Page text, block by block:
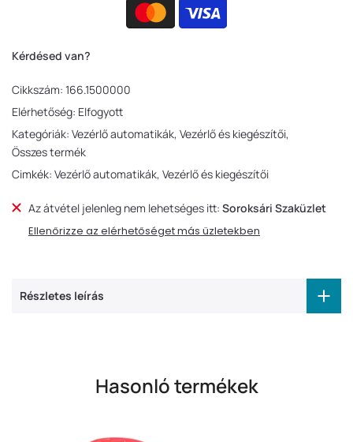
Kérdésed van?
Cikkszám: 166.1500000
Elérhetőség: Elfogyott
Kategóriák: Vezérlő automatikák Vezérlő és kiegészítői
Összes termék
Cimkék: Vezérlő automatikák Vezérlő és kiegészítői
Az átvétel jelenleg nem lehetséges itt: Soroksári Szaküzlet
Ellenőrizze az elérhetőséget más üzletekben
Részletes leírás
Hasonló termékek